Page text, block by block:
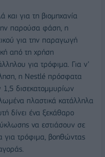
για τη βιομηχανία
παρούσα φάση, η
για την παραγωγή
από τη χρήση
για τρόφιμα. Για ν’
η Nestlé πρόσφατα
δισεκατομμυρίων
πλαστικά κατάλληλα
δίνει ένα ξεκάθαρο
να εστιάσουν σε
για τρόφιμα, βοηθώντας